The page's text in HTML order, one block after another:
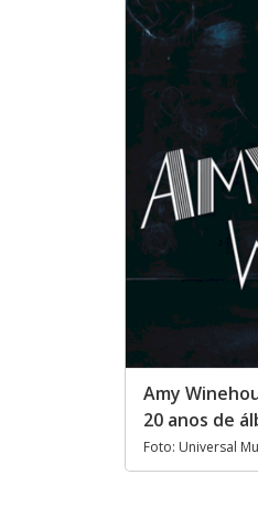
Amy
20 anos de
Foto: Universal